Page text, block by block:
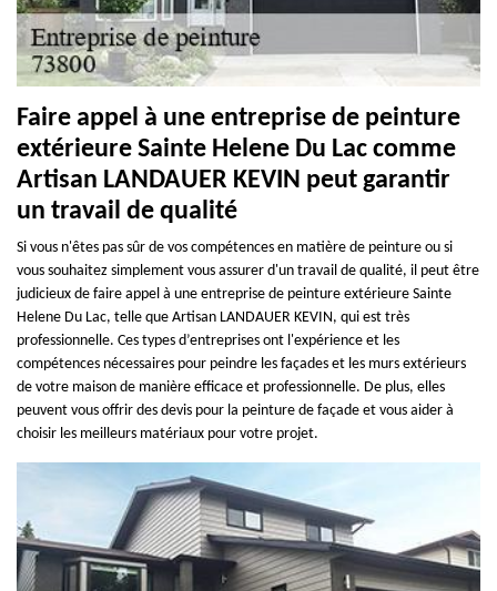
Faire appel à une entreprise de peinture
extérieure Sainte Helene Du Lac comme
Artisan LANDAUER KEVIN peut garantir
un travail de qualité
Si vous n'êtes pas sûr de vos compétences en matière de peinture ou si
vous souhaitez simplement vous assurer d'un travail de qualité, il peut être
judicieux de faire appel à une entreprise de peinture extérieure Sainte
Helene Du Lac, telle que Artisan LANDAUER KEVIN, qui est très
professionnelle. Ces types d’entreprises ont l'expérience et les
compétences nécessaires pour peindre les façades et les murs extérieurs
de votre maison de manière efficace et professionnelle. De plus, elles
peuvent vous offrir des devis pour la peinture de façade et vous aider à
choisir les meilleurs matériaux pour votre projet.